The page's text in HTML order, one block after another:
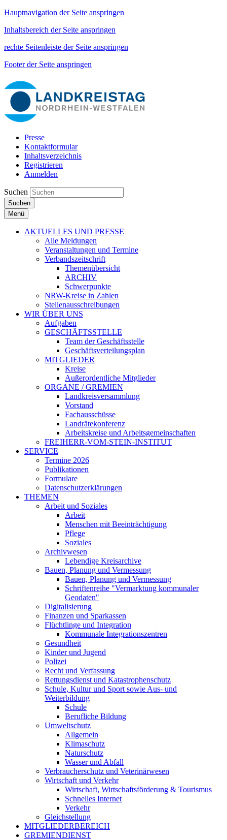
Hauptnavigation der Seite anspringen
Inhaltsbereich der Seite anspringen
rechte Seitenleiste der Seite anspringen
Footer der Seite anspringen
Presse
Kontaktformular
Inhaltsverzeichnis
Registrieren
Anmelden
Suchen
Suchen
Menü
AKTUELLES UND PRESSE
Alle Meldungen
Veranstaltungen und Termine
Verbandszeitschrift
Themenübersicht
ARCHIV
Schwerpunkte
NRW-Kreise in Zahlen
Stellenausschreibungen
WIR ÜBER UNS
Aufgaben
GESCHÄFTSSTELLE
Team der Geschäftsstelle
Geschäftsverteilungsplan
MITGLIEDER
Kreise
Außerordentliche Mitglieder
ORGANE / GREMIEN
Landkreisversammlung
Vorstand
Fachausschüsse
Landrätekonferenz
Arbeitskreise und Arbeitsgemeinschaften
FREIHERR-VOM-STEIN-INSTITUT
SERVICE
Termine 2026
Publikationen
Formulare
Datenschutzerklärungen
THEMEN
Arbeit und Soziales
Arbeit
Menschen mit Beeinträchtigung
Pflege
Soziales
Archivwesen
Lebendige Kreisarchive
Bauen, Planung und Vermessung
Bauen, Planung und Vermessung
Schriftenreihe "Vermarktung kommunaler
Geodaten"
Digitalisierung
Finanzen und Sparkassen
Flüchtlinge und Integration
Kommunale Integrationszentren
Gesundheit
Kinder und Jugend
Polizei
Recht und Verfassung
Rettungsdienst und Katastrophenschutz
Schule, Kultur und Sport sowie Aus- und
Weiterbildung
Schule
Berufliche Bildung
Umweltschutz
Allgemein
Klimaschutz
Naturschutz
Wasser und Abfall
Verbraucherschutz und Veterinärwesen
Wirtschaft und Verkehr
Wirtschaft, Wirtschaftsförderung & Tourismus
Schnelles Internet
Verkehr
Gleichstellung
MITGLIEDERBEREICH
GREMIENDIENST